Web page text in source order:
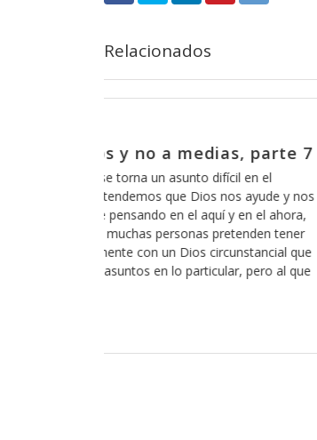
Relacionados
Bien vestidos y no
La herramienta más común
usar la palabra de Dios en
para confundirnos y es algo
pues nos hace creer que
pero en realidad solo es la
distorsionada y acomodada